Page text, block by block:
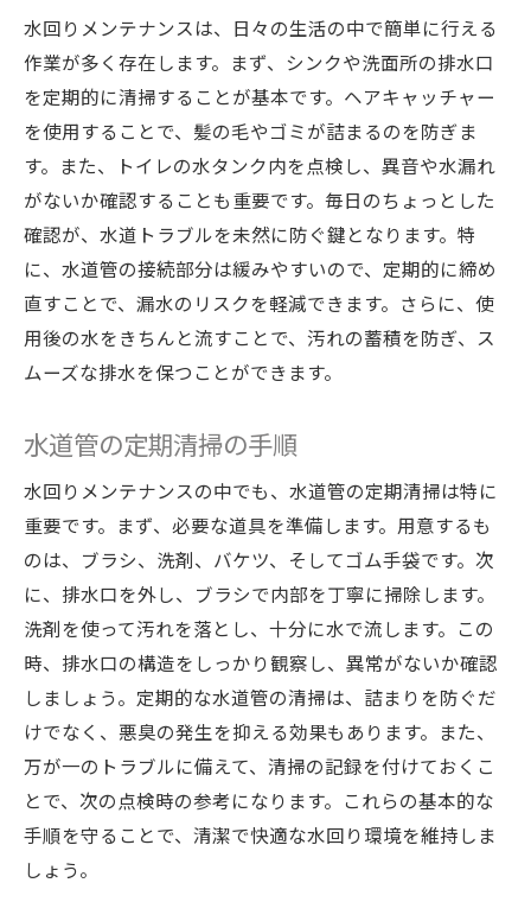
水回りメンテナンスは、日々の生活の中で簡単に行える
作業が多く存在します。まず、シンクや洗面所の排水口
を定期的に清掃することが基本です。ヘアキャッチャー
を使用することで、髪の毛やゴミが詰まるのを防ぎま
す。また、トイレの水タンク内を点検し、異音や水漏れ
がないか確認することも重要です。毎日のちょっとした
確認が、水道トラブルを未然に防ぐ鍵となります。特
に、水道管の接続部分は緩みやすいので、定期的に締め
直すことで、漏水のリスクを軽減できます。さらに、使
用後の水をきちんと流すことで、汚れの蓄積を防ぎ、ス
ムーズな排水を保つことができます。
水道管の定期清掃の手順
水回りメンテナンスの中でも、水道管の定期清掃は特に
重要です。まず、必要な道具を準備します。用意するも
のは、ブラシ、洗剤、バケツ、そしてゴム手袋です。次
に、排水口を外し、ブラシで内部を丁寧に掃除します。
洗剤を使って汚れを落とし、十分に水で流します。この
時、排水口の構造をしっかり観察し、異常がないか確認
しましょう。定期的な水道管の清掃は、詰まりを防ぐだ
けでなく、悪臭の発生を抑える効果もあります。また、
万が一のトラブルに備えて、清掃の記録を付けておくこ
とで、次の点検時の参考になります。これらの基本的な
手順を守ることで、清潔で快適な水回り環境を維持しま
しょう。